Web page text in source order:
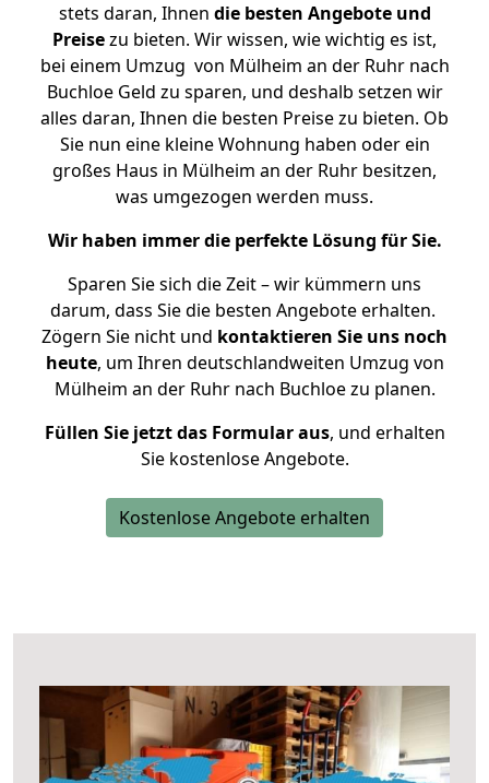
stets daran, Ihnen die besten Angebote und
Preisezu bieten. Wir wissen, wie wichtig es ist,
bei einem Umzug von Mülheim an der Ruhr nach
Buchloe Geld zu sparen, und deshalb setzen wir
alles daran, Ihnen die besten Preise zu bieten. Ob
Sie nun eine kleine Wohnung haben oder ein
großes Haus in Mülheim an der Ruhr besitzen,
was umgezogen werden muss.
Wir haben immer die perfekte Lösung für Sie.
Sparen Sie sich die Zeit – wir kümmern uns
darum, dass Sie die besten Angebote erhalten.
Zögern Sie nicht und kontaktieren Sie uns noch
heute, um Ihren deutschlandweiten Umzug von
Mülheim an der Ruhr nach Buchloe zu planen.
Füllen Sie jetzt das Formular aus, und erhalten
Sie kostenlose Angebote.
Kostenlose Angebote erhalten